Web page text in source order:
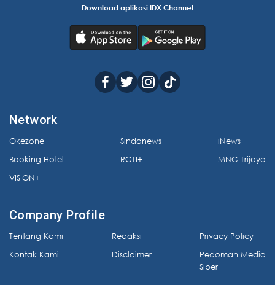
Download aplikasi IDX Channel
Network
Okezone
Booking Hotel
VISION+
Sindonews
RCTI+
iNews
MNC Trijaya
Company Profile
Tentang Kami
Kontak Kami
Redaksi
Disclaimer
Privacy Policy
Pedoman Media
Siber